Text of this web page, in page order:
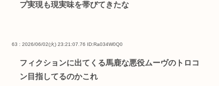
プ実現も現実味を帯びてきたな
63 : 2026/06/02(火) 23:21:07.76 ID:Ra034W0Q0
フィクションに出てくる馬鹿な悪役ムーヴのトロコ
ン目指してるのかこれ